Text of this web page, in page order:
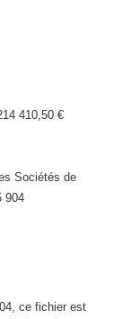
410,50 €
Sociétés de
904
ce fichier est